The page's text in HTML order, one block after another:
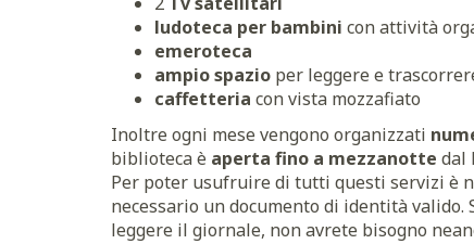
ludoteca per bambini con attività
emeroteca
ampio spazio per leggere e
caffetteria con vista mozzafiato
Inoltre ogni mese vengono organizzati
biblioteca è aperta fino a mezzanotte dal
Per poter usufruire di tutti questi servizi è
necessario un documento di identità
leggere il giornale, non avrete bisogno